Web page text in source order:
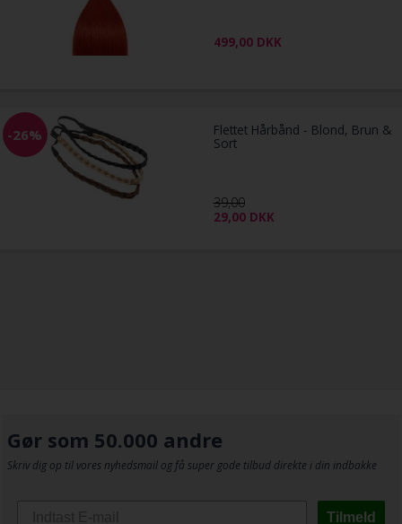
499,00 DKK
-26% Flettet Hårbånd - Blond, Brun &
Sort
39,00
29,00 DKK
Gør som 50.000 andre
Skriv dig op til vores nyhedsmail og få super gode tilbud direkte i din indbakke
Tilmeld